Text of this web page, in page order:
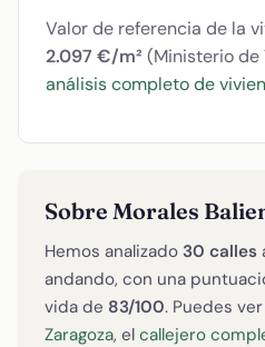
Valor de referencia de la
2.097 €/m² (Ministerio de
análisis completo de
Sobre Morales
Hemos analizado 30 calles
andando, con una
vida de 83/100. Puedes ver
Zaragoza, el callejero